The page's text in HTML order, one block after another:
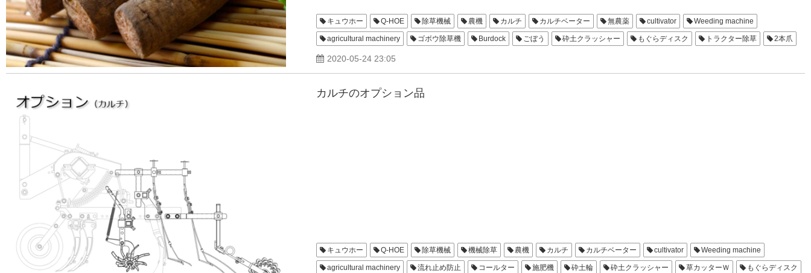
キュウホー Q-HOE 除草機械 農機 カルチ カルチベーター 無農薬 cultivator Weeding machine
agricultural machinery ゴボウ除草機 Burdock ごぼう 砕土クラッシャー もぐらディスク トラクター除草 2本爪
ウルトラQ 半バイドG
スペシャル ゴボウの除草機 青森仕様 ゴボウ用除草機 L4ゴボウ
2020-05-24 23:05
カルチのオプション品
キュウホー Q-HOE 除草機械 機械除草 農機 カルチ カルチベーター cultivator Weeding machine
agricultural machinery 流れ止め防止 コールター 施肥機 砕土輪 砕土クラッシャー 草カッターＷ もぐらディスク